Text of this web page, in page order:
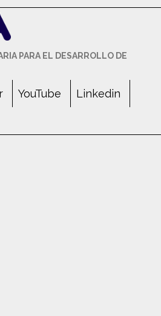
PARA EL DESARROLLO DE
YouTube Linkedin